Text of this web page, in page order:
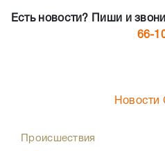
Есть новости? Пиши и
66-
Происшествия